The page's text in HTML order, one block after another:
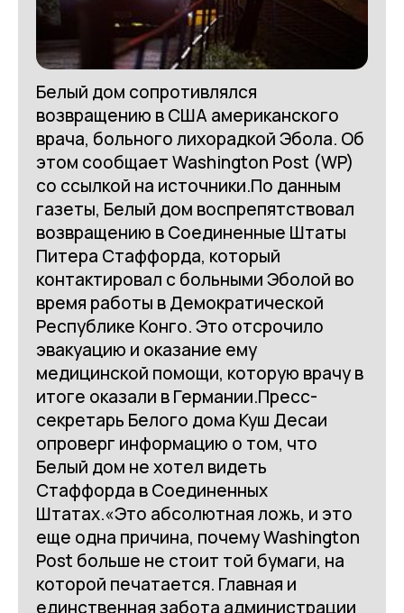
Белый дом сопротивлялся
возвращению в США американского
врача, больного лихорадкой Эбола. Об
этом сообщает Washington Post (WP)
со ссылкой на источники.По данным
газеты, Белый дом воспрепятствовал
возвращению в Соединенные Штаты
Питера Стаффорда, который
контактировал с больными Эболой во
время работы в Демократической
Республике Конго. Это отсрочило
эвакуацию и оказание ему
медицинской помощи, которую врачу в
итоге оказали в Германии.Пресс-
секретарь Белого дома Куш Десаи
опроверг информацию о том, что
Белый дом не хотел видеть
Стаффорда в Соединенных
Штатах.«Это абсолютная ложь, и это
еще одна причина, почему Washington
Post больше не стоит той бумаги, на
которой печатается. Главная и
единственная забота администрации